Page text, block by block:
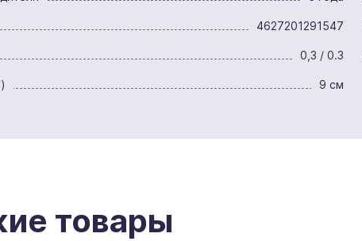
4627201291547
0,3 / 0.3
9 см
товары